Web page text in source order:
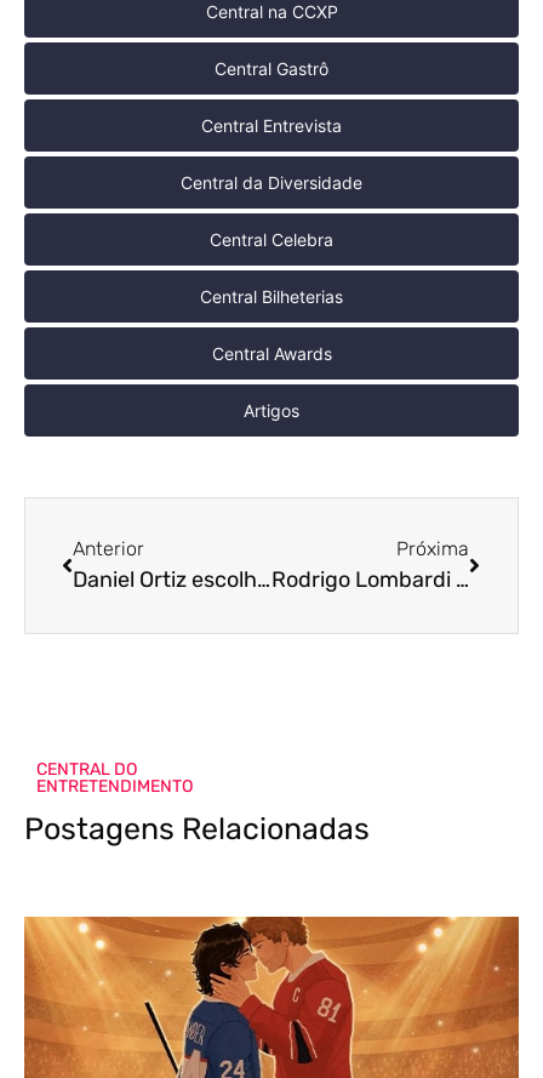
Central na CCXP
Central Gastrô
Central Entrevista
Central da Diversidade
Central Celebra
Central Bilheterias
Central Awards
Artigos
Anterior
Daniel Ortiz escolhe bairro do Brás como cenário da sua próxima novela das sete
Próxima
Rodrigo Lombardi e Pedro Novaes são escolhidos como Otávio e Alexandre no telefilme inspirado na novela A Viagem
CENTRAL DO
ENTRETENDIMENTO
Postagens Relacionadas